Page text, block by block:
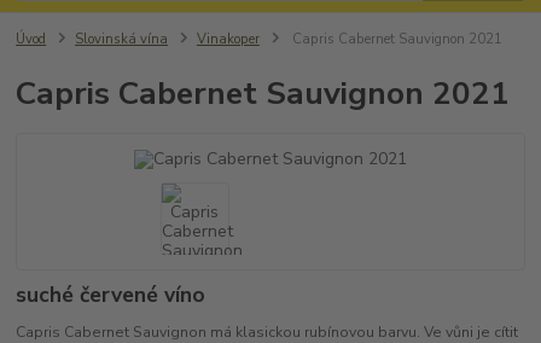
Úvod Slovinská vína Vinakoper Capris Cabernet Sauvignon 2021
Capris Cabernet Sauvignon 2021
suché červené víno
Capris Cabernet Sauvignon má klasickou rubínovou barvu. Ve vůni je cítit